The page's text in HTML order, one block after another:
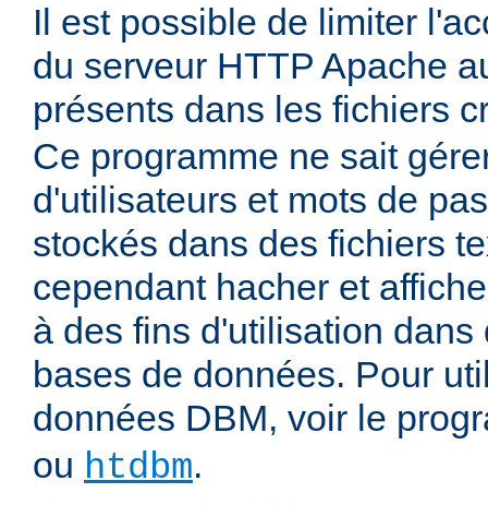
Il est possible de limiter
du serveur HTTP Apache
présents dans les fichiers
Ce programme ne sait
d'utilisateurs et mots de
stockés dans des fichiers
cependant hacher et
à des fins d'utilisation dans
bases de données. Pour
données DBM, voir le
ou htdbm.